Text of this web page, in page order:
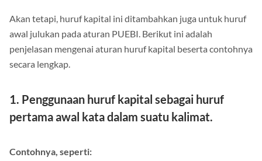
Akan tetapi, huruf kapital ini ditambahkan juga untuk huruf
awal julukan pada aturan PUEBI. Berikut ini adalah
penjelasan mengenai aturan huruf kapital beserta contohnya
secara lengkap.
1. Penggunaan huruf kapital sebagai huruf
pertama awal kata dalam suatu kalimat.
Contohnya, seperti: